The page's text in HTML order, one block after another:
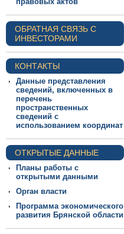
ОБРАТНАЯ СВЯЗЬ С
ИНВЕСТОРАМИ
КОНТАКТЫ
Данные представления
сведений, включенных в
перечень
пространственных
сведений с
использованием координат
ОТКРЫТЫЕ ДАННЫЕ
Планы работы с
открытыми данными
Орган власти
Программа экономического
развития Брянской области